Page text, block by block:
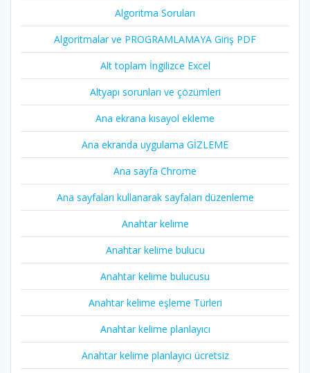
Algoritma Soruları
Algoritmalar ve PROGRAMLAMAYA Giriş PDF
Alt toplam İngilizce Excel
Altyapı sorunları ve çözümleri
Ana ekrana kısayol ekleme
Ana ekranda uygulama GİZLEME
Ana sayfa Chrome
Ana sayfaları kullanarak sayfaları düzenleme
Anahtar kelime
Anahtar kelime bulucu
Anahtar kelime bulucusu
Anahtar kelime eşleme Türleri
Anahtar kelime planlayıcı
Anahtar kelime planlayıcı ücretsiz